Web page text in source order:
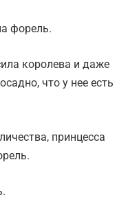
форель.
королева и даже
что у нее есть
принцесса